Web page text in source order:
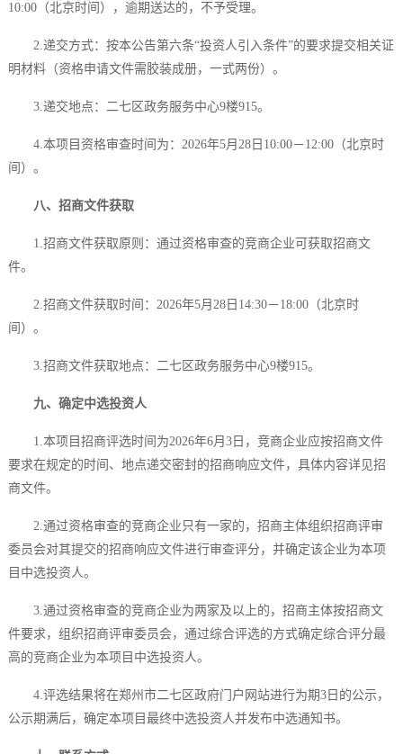
10:00（北京时间），逾期送达的，不予受理。
2.递交方式：按本公告第六条“投资人引入条件”的要求提交相关证
明材料（资格申请文件需胶装成册，一式两份）。
3.递交地点：二七区政务服务中心9楼915。
4.本项目资格审查时间为：2026年5月28日10:00－12:00（北京时
间）。
八、招商文件获取
1.招商文件获取原则：通过资格审查的竞商企业可获取招商文
件。
2.招商文件获取时间：2026年5月28日14:30－18:00（北京时
间）。
3.招商文件获取地点：二七区政务服务中心9楼915。
九、确定中选投资人
1.本项目招商评选时间为2026年6月3日，竞商企业应按招商文件
要求在规定的时间、地点递交密封的招商响应文件，具体内容详见招
商文件。
2.通过资格审查的竞商企业只有一家的，招商主体组织招商评审
委员会对其提交的招商响应文件进行审查评分，并确定该企业为本项
目中选投资人。
3.通过资格审查的竞商企业为两家及以上的，招商主体按招商文
件要求，组织招商评审委员会，通过综合评选的方式确定综合评分最
高的竞商企业为本项目中选投资人。
4.评选结果将在郑州市二七区政府门户网站进行为期3日的公示，
公示期满后，确定本项目最终中选投资人并发布中选通知书。